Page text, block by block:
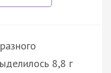
8,8 г